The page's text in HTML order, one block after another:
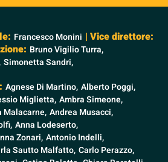
Francesco Monini | Vice direttore:
Bruno Vigilio Turra,
Simonetta Sandri,
Agnese Di Martino, Alberto Poggi,
Miglietta, Ambra Simeone,
Malacarne, Andrea Musacci,
Anna Lodeserto,
Zonari, Antonio Indelli,
Sautto Malfatto, Carlo Perazzo,